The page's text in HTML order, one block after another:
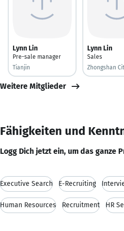
Lynn Lin
Pre-sale manager
Tianjin
Lynn Lin
Sales
Zhongshan
Weitere Mitglieder
Fähigkeiten und
Logg Dich jetzt ein, um das ganze
Executive Search E-Recruiting
Human Resources Recruitment HR